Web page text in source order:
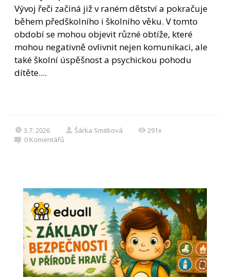
Vývoj řeči začíná již v raném dětství a pokračuje
během předškolního i školního věku. V tomto
období se mohou objevit různé obtíže, které
mohou negativně ovlivnit nejen komunikaci, ale
také školní úspěšnost a psychickou pohodu
dítěte....
3.7. 2026 Šárka Smitková
291x
0 Komentářů